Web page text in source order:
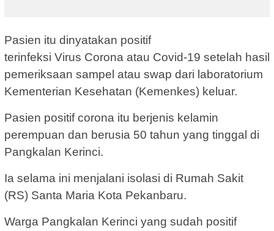
Pasien itu dinyatakan positif
terinfeksi Virus Corona atau Covid-19 setelah hasil
pemeriksaan sampel atau swap dari laboratorium
Kementerian Kesehatan (Kemenkes) keluar.
Pasien positif corona itu berjenis kelamin
perempuan dan berusia 50 tahun yang tinggal di
Pangkalan Kerinci.
Ia selama ini menjalani isolasi di Rumah Sakit
(RS) Santa Maria Kota Pekanbaru.
Warga Pangkalan Kerinci yang sudah positif